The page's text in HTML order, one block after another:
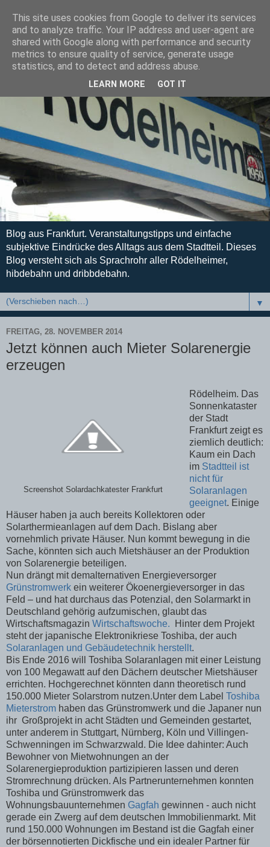
Blog aus Frankfurt. Veranstaltungstipps und einfache
subjektive Eindrücke des Alltags aus dem Stadtteil. Dieses
Blog versteht sich als Sprachrohr aller Rödelheimer,
hibdebahn und dribbdebahn.
▼
FREITAG, 28. NOVEMBER 2014
Jetzt können auch Mieter Solarenergie
erzeugen
Screenshot Solardachkatester Frankfurt
Rödelheim. Das
Sonnenkataster
der Stadt
Frankfurt zeigt es
ziemlich deutlich:
Kaum ein Dach
im Stadtteil ist
nicht für
Solaranlagen
geeignet. Einige
Häuser haben ja auch bereits Kollektoren oder
Solarthermieanlagen auf dem Dach. Bislang aber
vornehmlich private Häuser. Nun kommt bewegung in die
Sache, könnten sich auch Mietshäuser an der Produktion
von Solarenergie beteiligen.
Nun drängt mit demalternativen Energieversorger
Grünstromwerk ein weiterer Ökoenergieversorger in das
Feld – und hat durchaus das Potenzial, den Solarmarkt in
Deutschland gehörig aufzumischen, glaubt das
Wirtschaftsmagazin Wirtschaftswoche.
Hinter dem Projekt
steht der japanische Elektronikriese Toshiba, der auch
Solaranlagen und Gebäudetechnik herstellt.
Bis Ende 2016 will Toshiba Solaranlagen mit einer Leistung
von 100 Megawatt auf den Dächern deutscher Mietshäuser
errichten. Hochgerechnet könnten dann theoretisch rund
150.000 Mieter Solarstrom nutzen.Unter dem Label Toshiba
Mieterstrom haben das Grünstromwerk und die Japaner nun
ihr Großprojekt in acht Städten und Gemeinden gestartet,
unter anderem in Stuttgart, Nürnberg, Köln und Villingen-
Schwenningen im Schwarzwald. Die Idee dahinter: Auch
Bewohner von Mietwohnungen an der
Solarenergieproduktion partizipieren lassen und deren
Stromrechnung drücken. Als Partnerunternehmen konnten
Toshiba und Grünstromwerk das
Wohnungsbauunternehmen Gagfah gewinnen - auch nicht
gerade ein Zwerg auf dem deutschen Immobilienmarkt. Mit
rund 150.000 Wohnungen im Bestand ist die Gagfah einer
der börsennotierten Dickfische und ein idealer Partner für
This site uses cookies from Google to deliver its services
and to analyze traffic. Your IP address and user-agent are
shared with Google along with performance and security
metrics to ensure quality of service, generate usage
statistics, and to detect and address abuse.
LEARN MORE GOT IT